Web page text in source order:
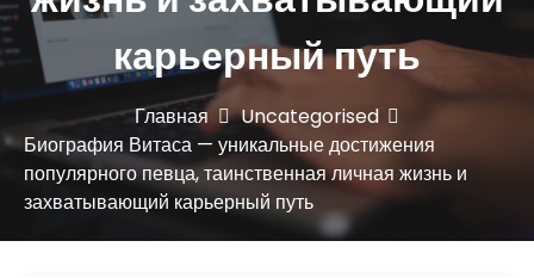
карьерный путь
Главная
Uncategorised
Биография Витаса — уникальные достижения
популярного певца, таинственная личная жизнь и
захватывающий карьерный путь